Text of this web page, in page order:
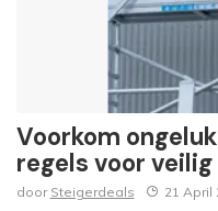
Voorkom
regels voor
door Steigerdeals 21 April